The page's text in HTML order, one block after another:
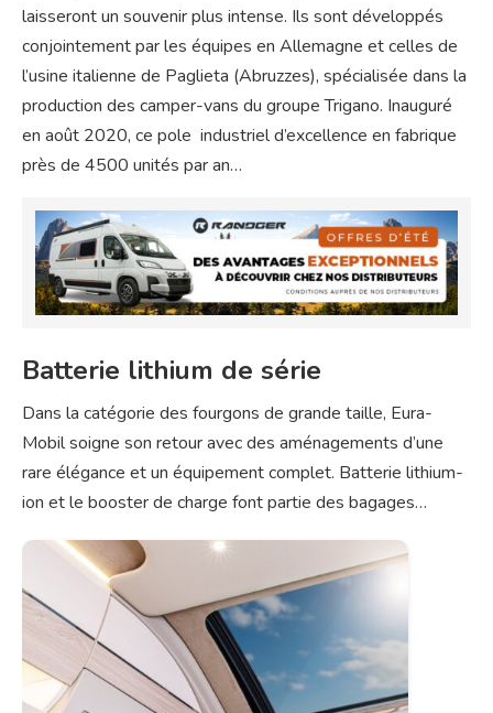
laisseront un souvenir plus intense. Ils sont développés
conjointement par les équipes en Allemagne et celles de
l’usine italienne de Paglieta (Abruzzes), spécialisée dans la
production des camper-vans du groupe Trigano. Inauguré
en août 2020, ce pole industriel d’excellence en fabrique
près de 4500 unités par an…
Batterie lithium de série
Dans la catégorie des fourgons de grande taille, Eura-
Mobil soigne son retour avec des aménagements d’une
rare élégance et un équipement complet. Batterie lithium-
ion et le booster de charge font partie des bagages…